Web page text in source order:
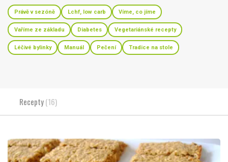
Právě v sezóně Lchf, low carb Víme, co jíme
Vaříme ze základu Diabetes Vegetariánské recepty
Léčivé bylinky Manuál Pečení Tradice na stole
Recepty(16)